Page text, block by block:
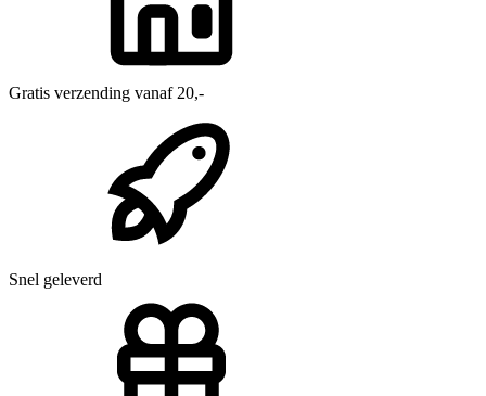
Gratis verzending vanaf 20,-
Snel geleverd